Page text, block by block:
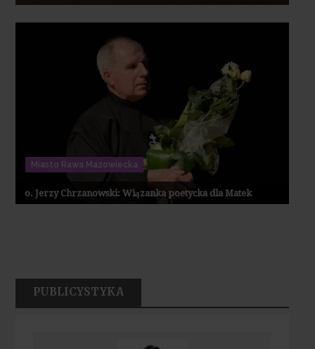
Miasto Rawa Mazowiecka
o. Jerzy Chrzanowski: Wiązanka poetycka dla Matek
PUBLICYSTYKA